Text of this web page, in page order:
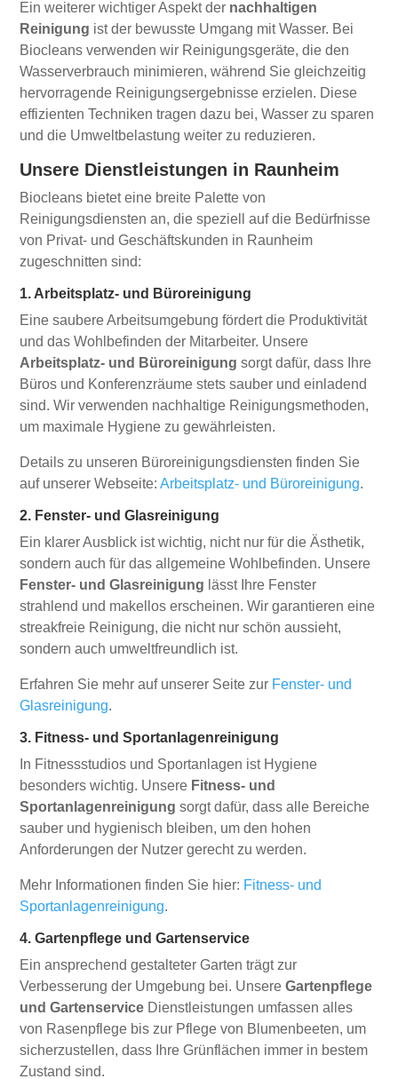
Ein weiterer wichtiger Aspekt der nachhaltigen
Reinigung ist der bewusste Umgang mit Wasser. Bei
Biocleans verwenden wir Reinigungsgeräte, die den
Wasserverbrauch minimieren, während Sie gleichzeitig
hervorragende Reinigungsergebnisse erzielen. Diese
effizienten Techniken tragen dazu bei, Wasser zu sparen
und die Umweltbelastung weiter zu reduzieren.
Unsere Dienstleistungen in Raunheim
Biocleans bietet eine breite Palette von
Reinigungsdiensten an, die speziell auf die Bedürfnisse
von Privat- und Geschäftskunden in Raunheim
zugeschnitten sind:
1. Arbeitsplatz- und Büroreinigung
Eine saubere Arbeitsumgebung fördert die Produktivität
und das Wohlbefinden der Mitarbeiter. Unsere
Arbeitsplatz- und Büroreinigung sorgt dafür, dass Ihre
Büros und Konferenzräume stets sauber und einladend
sind. Wir verwenden nachhaltige Reinigungsmethoden,
um maximale Hygiene zu gewährleisten.
Details zu unseren Büroreinigungsdiensten finden Sie
auf unserer Webseite:Arbeitsplatz- und Büroreinigung.
2. Fenster- und Glasreinigung
Ein klarer Ausblick ist wichtig, nicht nur für die Ästhetik,
sondern auch für das allgemeine Wohlbefinden. Unsere
Fenster- und Glasreinigung lässt Ihre Fenster
strahlend und makellos erscheinen. Wir garantieren eine
streakfreie Reinigung, die nicht nur schön aussieht,
sondern auch umweltfreundlich ist.
Erfahren Sie mehr auf unserer Seite zur Fenster- und
Glasreinigung.
3. Fitness- und Sportanlagenreinigung
In Fitnessstudios und Sportanlagen ist Hygiene
besonders wichtig. Unsere Fitness- und
Sportanlagenreinigung sorgt dafür, dass alle Bereiche
sauber und hygienisch bleiben, um den hohen
Anforderungen der Nutzer gerecht zu werden.
Mehr Informationen finden Sie hier: Fitness- und
Sportanlagenreinigung.
4. Gartenpflege und Gartenservice
Ein ansprechend gestalteter Garten trägt zur
Verbesserung der Umgebung bei. UnsereGartenpflege
und Gartenservice Dienstleistungen umfassen alles
von Rasenpflege bis zur Pflege von Blumenbeeten, um
sicherzustellen, dass Ihre Grünflächen immer in bestem
Zustand sind.